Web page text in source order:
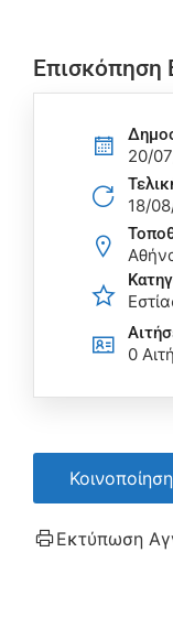
Επισκόπηση
20/
18/
0
Κοινοποίηση
Εκτύπωση